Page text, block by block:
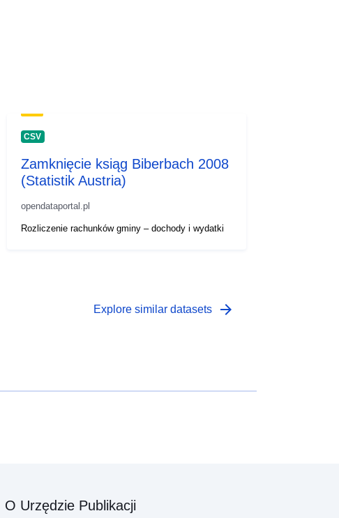
CSV
Zamknięcie ksiąg Biberbach 2008
(Statistik Austria)
opendataportal.pl
Rozliczenie rachunków gminy – dochody i wydatki
Explore similar datasets arrow_forward
O Urzędzie Publikacji